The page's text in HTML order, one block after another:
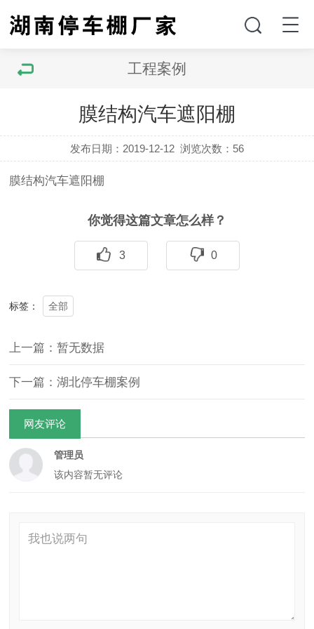
工程案例
膜结构汽车遮阳棚
发布日期：2019-12-12 浏览次数： 56
膜结构汽车遮阳棚
你觉得这篇文章怎么样？
3 0
标签： 全部
上一篇：暂无数据
下一篇：湖北停车棚案例
网友评论
管理员
该内容暂无评论